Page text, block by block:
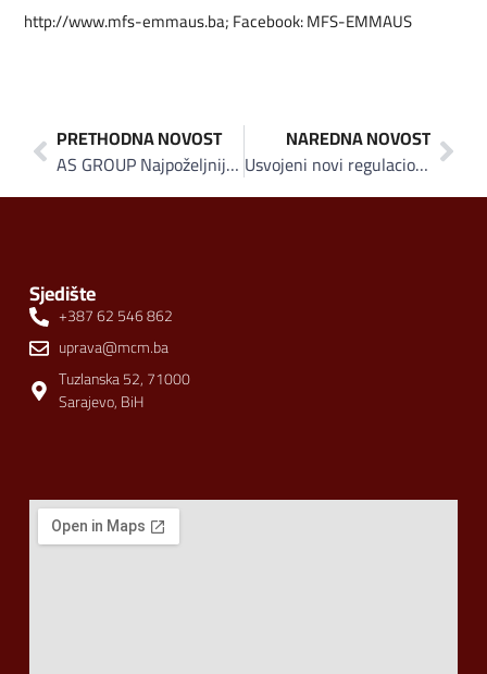
http://www.mfs-emmaus.ba; Facebook: MFS-EMMAUS
PRETHODNA NOVOST
AS GROUP Najpoželjniji poslodavac 2016 u BiH za FMCG sektor
NAREDNA NOVOST
Usvojeni novi regulacioni planovi u Visokom: Kreirani uvjeti za velike investicije
Sjedište
+387 62 546 862
uprava@mcm.ba
Tuzlanska 52, 71000
Sarajevo, BiH